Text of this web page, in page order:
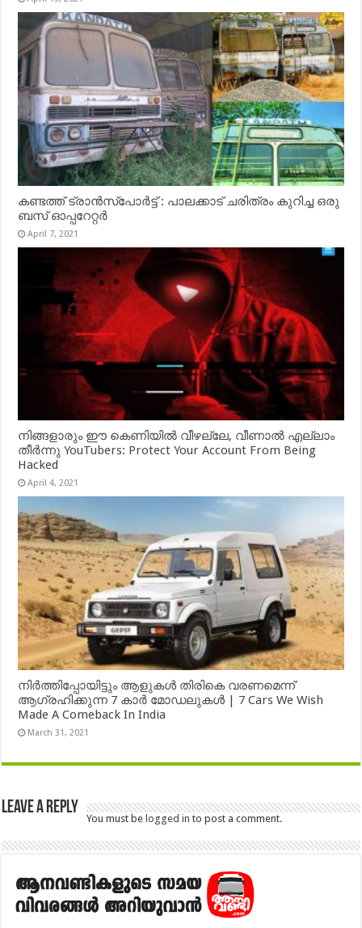
കണ്ടത്ത് ട്രാൻസ്‌പോർട്ട് : പാലക്കാട് ചരിത്രം കുറിച്ച ഒരു
ബസ് ഓപ്പറേറ്റർ
April 7, 2021
നിങ്ങളാരും ഈ കെണിയിൽ വീഴല്ലേ, വീണാൽ എല്ലാം
തീർന്നു YouTubers: Protect Your Account From Being
Hacked
April 4, 2021
നിർത്തിപ്പോയിട്ടും ആളുകൾ തിരികെ വരണമെന്ന്
ആഗ്രഹിക്കുന്ന 7 കാർ മോഡലുകൾ | 7 Cars We Wish
Made A Comeback In India
March 31, 2021
Leave a Reply
You must be logged in to post a comment.